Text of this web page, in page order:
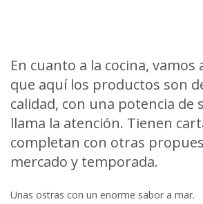
En cuanto a la cocina,
que aquí los productos son
calidad, con una potencia de
llama la atención. Tienen
completan con otras
mercado y temporada.
Unas ostras con un enorme sabor a mar.